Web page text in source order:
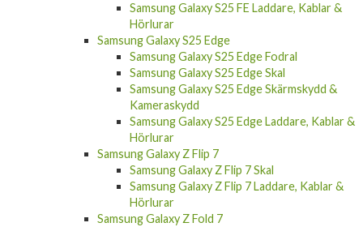
Samsung Galaxy S25 FE Laddare, Kablar &
Hörlurar
Samsung Galaxy S25 Edge
Samsung Galaxy S25 Edge Fodral
Samsung Galaxy S25 Edge Skal
Samsung Galaxy S25 Edge Skärmskydd &
Kameraskydd
Samsung Galaxy S25 Edge Laddare, Kablar &
Hörlurar
Samsung Galaxy Z Flip 7
Samsung Galaxy Z Flip 7 Skal
Samsung Galaxy Z Flip 7 Laddare, Kablar &
Hörlurar
Samsung Galaxy Z Fold 7